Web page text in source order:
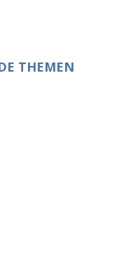
THEMEN